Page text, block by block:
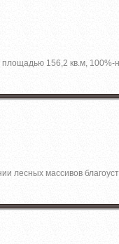
156,2 кв.м, 100%-
лесных массивов